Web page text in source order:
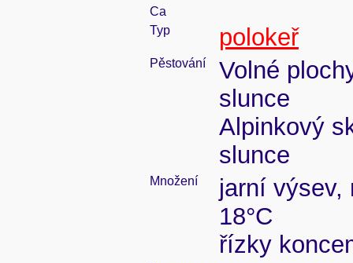
Ca
Typ
polokeř
Pěstování
Volné
slunce
Alpinkový
slunce
Množení
jarní výsev,
18°C
řízky